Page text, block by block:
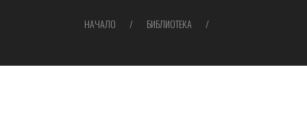
НАЧАЛО БИБЛИОТЕКА